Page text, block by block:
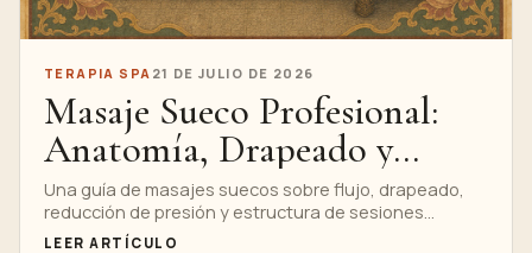
TERAPIA SPA 21 DE JULIO DE 2026
Masaje Sueco Profesional:
Anatomía, Drapeado y
Control de Presión
Una guía de masajes suecos sobre flujo, drapeado,
reducción de presión y estructura de sesiones
profesionales tranquilas. Muestra lo que los
LEER ARTÍCULO